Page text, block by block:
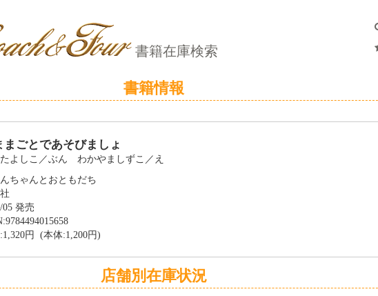
書籍在庫検索
書籍情報
まごとであそびましょ
よしこ／ぶん わかやましずこ／え
ちゃんとおともだち
05 発売
円 (本体:1,200円)
店舗別在庫状況